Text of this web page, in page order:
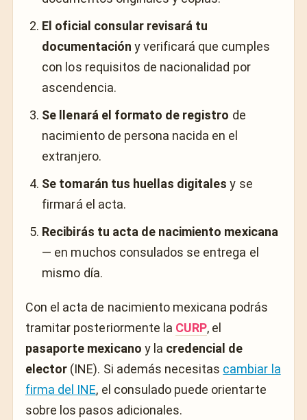
El oficial consular revisará tu
documentación y verificará que cumples
con los requisitos de nacionalidad por
ascendencia.
Se llenará el formato de registro de
nacimiento de persona nacida en el
extranjero.
Se tomarán tus huellas digitales y se
firmará el acta.
Recibirás tu acta de nacimiento mexicana
— en muchos consulados se entrega el
mismo día.
Con el acta de nacimiento mexicana podrás
tramitar posteriormente la CURP, el
pasaporte mexicano y la credencial de
elector (INE). Si además necesitas cambiar la
firma del INE, el consulado puede orientarte
sobre los pasos adicionales.